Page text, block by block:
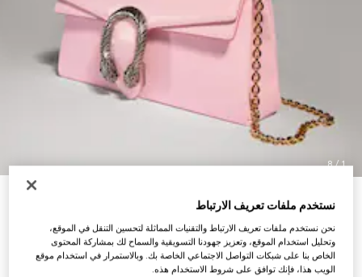
1
/
8
حقيبة كتف Dionysus متوسطة الحجم
تنويعاتجلد باللون الزهري الفاتح
نستخدم ملفات تعريف الارتباط
نحن نستخدم ملفات تعريف الارتباط والتقنيات المماثلة لتحسين التنقل في الموقع،
وتحليل استخدام الموقع، وتعزيز جهودنا التسويقية والسماح لك بمشاركة المحتوى
الخاص بنا على شبكات التواصل الاجتماعي الخاصة بك. وبالاستمرار في استخدام موقع
الويب هذا، فإنك توافق على شروط الاستخدام هذه.